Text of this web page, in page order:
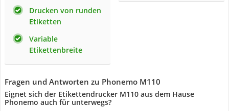
Drucken von runden
Etiketten
Variable
Etikettenbreite
Fragen und Antworten zu Phonemo M110
Eignet sich der Etikettendrucker M110 aus dem Hause
Phonemo auch für unterwegs?